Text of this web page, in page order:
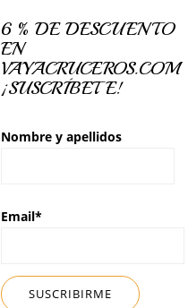
6 % DE DESCUENTO
EN
VAYACRUCEROS.COM
¡SUSCRÍBETE!
Nombre y apellidos
Email*